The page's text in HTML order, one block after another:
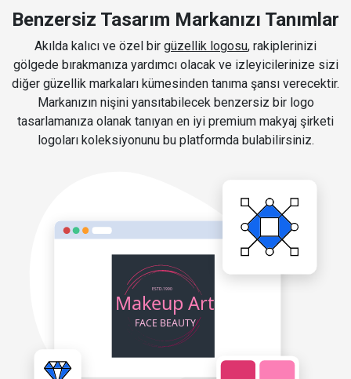
Benzersiz Tasarım Markanızı Tanımlar
Akılda kalıcı ve özel bir güzellik logosu, rakiplerinizi
gölgede bırakmanıza yardımcı olacak ve izleyicilerinize sizi
diğer güzellik markaları kümesinden tanıma şansı verecektir.
Markanızın nişini yansıtabilecek benzersiz bir logo
tasarlamanıza olanak tanıyan en iyi premium makyaj şirketi
logoları koleksiyonunu bu platformda bulabilirsiniz.